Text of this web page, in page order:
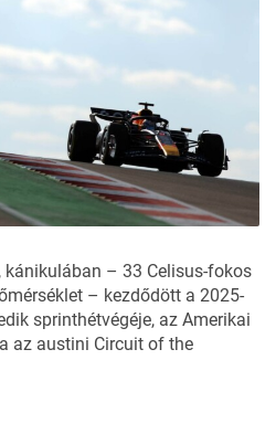
kánikulában – 33 Celisus-fokos
– kezdődött a 2025-
sprinthétvégéje, az Amerikai
az austini Circuit of the